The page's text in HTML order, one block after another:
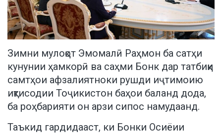
Зимни мулоқот Эмомалӣ Раҳмон ба сатҳи
кунунии ҳамкорӣ ва саҳми Бонк дар татбиқи
самтҳои афзалиятноки рушди иҷтимоию
иқтисодии Тоҷикистон баҳои баланд дода,
ба роҳбарияти он арзи сипос намудаанд.
Таъкид гардидааст, ки Бонки Осиёии